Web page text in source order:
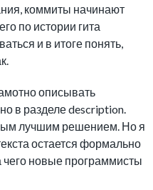
коммиты начинают
по истории гита
и в итоге понять,
описывать
в разделе description.
лучшим решением. Но я
остается формально
новые программисты